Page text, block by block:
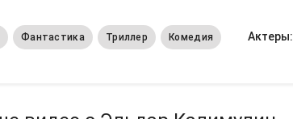
Фантастика Триллер Комедия Актеры: